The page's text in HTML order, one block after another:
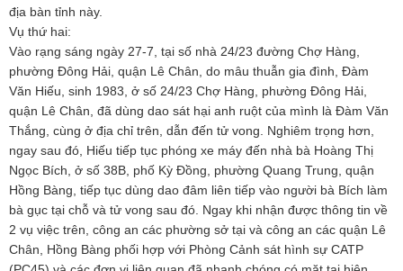
địa bàn tỉnh này.
Vụ thứ hai:
Vào rạng sáng ngày 27-7, tại số nhà 24/23 đường Chợ Hàng,
phường Đông Hải, quận Lê Chân, do mâu thuẫn gia đình, Đàm
Văn Hiếu, sinh 1983, ở số 24/23 Chợ Hàng, phường Đông Hải,
quận Lê Chân, đã dùng dao sát hại anh ruột của mình là Đàm Văn
Thắng, cùng ở địa chỉ trên, dẫn đến tử vong. Nghiêm trọng hơn,
ngay sau đó, Hiếu tiếp tục phóng xe máy đến nhà bà Hoàng Thị
Ngọc Bích, ở số 38B, phố Kỳ Đồng, phường Quang Trung, quận
Hồng Bàng, tiếp tục dùng dao đâm liên tiếp vào người bà Bích làm
bà gục tại chỗ và tử vong sau đó. Ngay khi nhận được thông tin về
2 vụ việc trên, công an các phường sở tại và công an các quận Lê
Chân, Hồng Bàng phối hợp với Phòng Cảnh sát hình sự CATP